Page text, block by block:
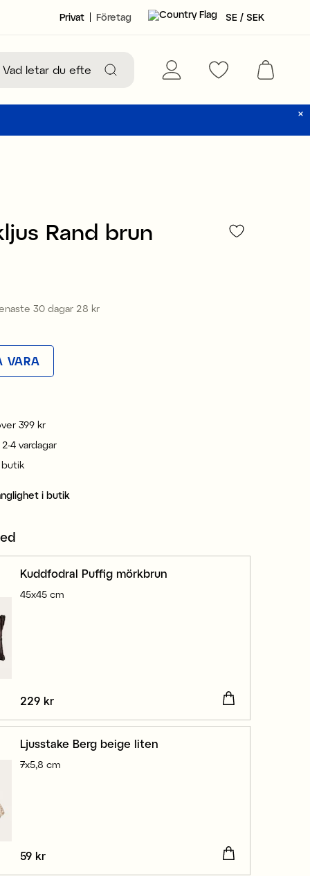
Privat Företag SE / SEK
Rand brun
kr
30 dagar Pris:
28 kr
VARA
399 kr
4 vardagar
butik
i butik
Kuddfodral Puffig mörkbrun
45x45 cm
Pris:229 kr
229 kr
Ljusstake Berg beige liten
7x5,8 cm
Pris:
59 kr